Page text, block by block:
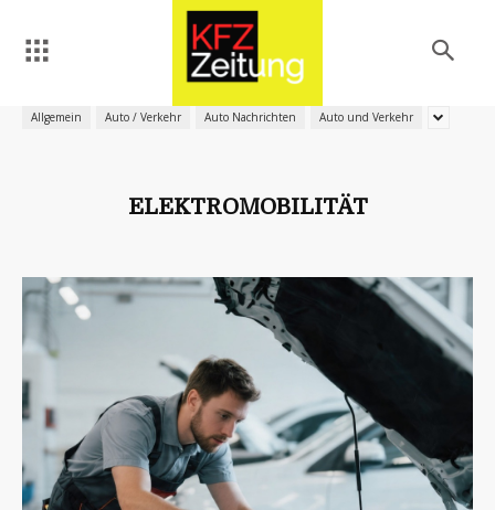
Allgemein Auto / Verkehr Auto Nachrichten Auto und Verkehr
ELEKTROMOBILITÄT